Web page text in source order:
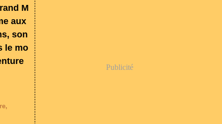
M
aux
son
le mo
,
Publicité